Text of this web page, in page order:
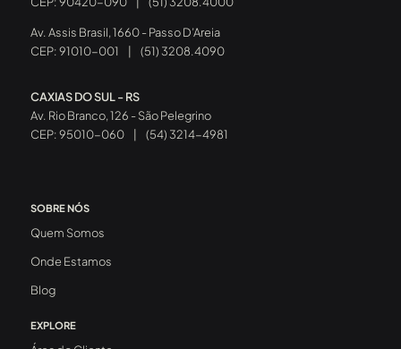
Av. Assis Brasil, 1660 - Passo D’Areia
CEP: 91010-001
(51) 3208.4090
CAXIAS DO SUL - RS
Av. Rio Branco, 126 - São Pelegrino
CEP: 95010-060
(54) 3214-4981
SOBRE NÓS
Quem Somos
Onde Estamos
Blog
EXPLORE